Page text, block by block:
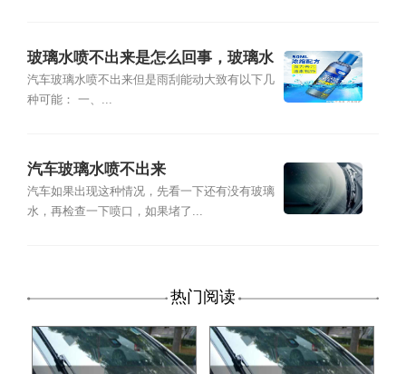
玻璃水喷不出来是怎么回事，玻璃水
喷不出来雨刷动？
汽车玻璃水喷不出来但是雨刮能动大致有以下几
种可能： 一、...
汽车玻璃水喷不出来
汽车如果出现这种情况，先看一下还有没有玻璃
水，再检查一下喷口，如果堵了...
热门阅读